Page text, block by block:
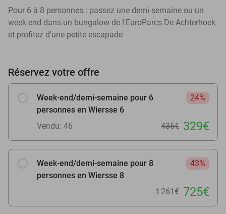
Pour 6 à 8 personnes : passez une demi-semaine ou un
week-end dans un bungalow de l'EuroParcs De Achterhoek
et profitez d'une petite escapade
Réservez votre offre
Week-end/demi-semaine pour 6
personnes en Wiersse 6
24%
Vendu: 46 435€ 329€
Week-end/demi-semaine pour 8
personnes en Wiersse 8
43%
1 261€ 725€